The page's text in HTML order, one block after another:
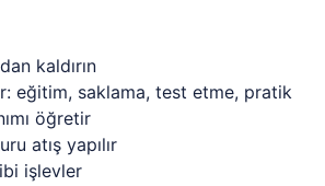
kaldırın
eğitim, saklama, test etme, pratik
öğretir
atış yapılır
işlevler